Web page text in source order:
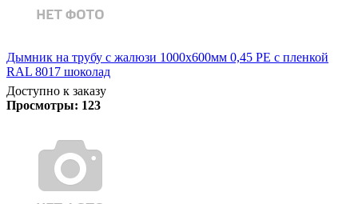
Дымник на трубу с жалюзи 1000х600мм 0,45 PE с пленкой
RAL 8017 шоколад
Доступно к заказу
Просмотры: 123